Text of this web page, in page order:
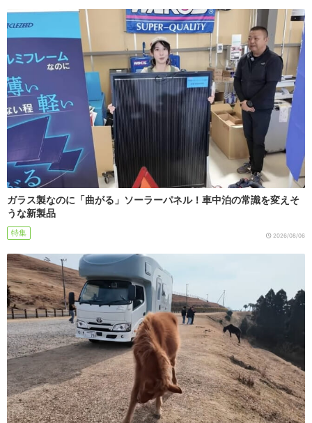
ガラス製なのに「曲がる」ソーラーパネル！車中泊の常識を変えそ
うな新製品
特集 2026/08/06